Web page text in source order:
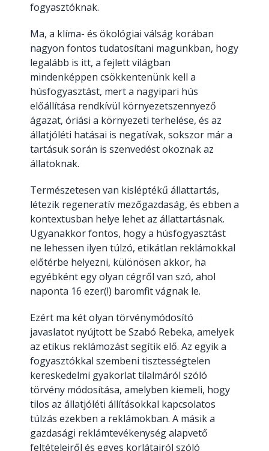
fogyasztóknak.
Ma, a klíma- és ökológiai válság korában
nagyon fontos tudatosítani magunkban, hogy
legalább is itt, a fejlett világban
mindenképpen csökkentenünk kell a
húsfogyasztást, mert a nagyipari hús
előállítása rendkívül környezetszennyező
ágazat, óriási a környezeti terhelése, és az
állatjóléti hatásai is negatívak, sokszor már a
tartásuk során is szenvedést okoznak az
állatoknak.
Természetesen van kisléptékű állattartás,
létezik regeneratív mezőgazdaság, és ebben a
kontextusban helye lehet az állattartásnak.
Ugyanakkor fontos, hogy a húsfogyasztást
ne lehessen ilyen túlzó, etikátlan reklámokkal
előtérbe helyezni, különösen akkor, ha
egyébként egy olyan cégről van szó, ahol
naponta 16 ezer(!) baromfit vágnak le.
Ezért ma két olyan törvénymódosító
javaslatot nyújtott be Szabó Rebeka, amelyek
az etikus reklámozást segítik elő. Az egyik a
fogyasztókkal szembeni tisztességtelen
kereskedelmi gyakorlat tilalmáról szóló
törvény módosítása, amelyben kiemeli, hogy
tilos az állatjóléti állításokkal kapcsolatos
túlzás ezekben a reklámokban. A másik a
gazdasági reklámtevékenység alapvető
feltételeiről és egyes korlátairól szóló